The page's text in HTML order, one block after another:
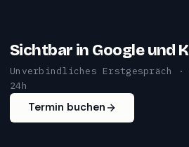
Sichtbar in Google und
Unverbindliches Erstgespräch
24h
Termin buchen